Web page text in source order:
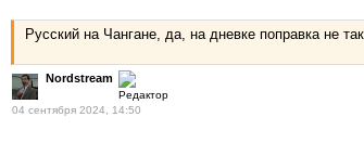
Русский на Чангане, да, на дневке поправка не
Nordstream
04 сентября 2024, 14:50